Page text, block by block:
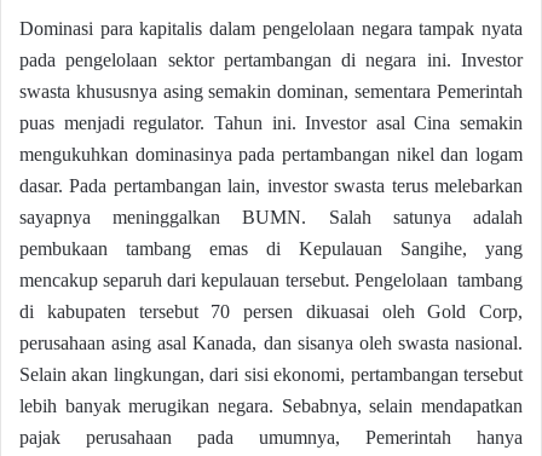
Dominasi para kapitalis dalam pengelolaan negara tampak nyata
pada pengelolaan sektor pertambangan di negara ini. Investor
swasta khususnya asing semakin dominan, sementara Pemerintah
puas menjadi regulator. Tahun ini. Investor asal Cina semakin
mengukuhkan dominasinya pada pertambangan nikel dan logam
dasar. Pada pertambangan lain, investor swasta terus melebarkan
sayapnya meninggalkan BUMN. Salah satunya adalah
pembukaan tambang emas di Kepulauan Sangihe, yang
mencakup separuh dari kepulauan tersebut. Pengelolaan tambang
di kabupaten tersebut 70 persen dikuasai oleh Gold Corp,
perusahaan asing asal Kanada, dan sisanya oleh swasta nasional.
Selain akan lingkungan, dari sisi ekonomi, pertambangan tersebut
lebih banyak merugikan negara. Sebabnya, selain mendapatkan
pajak perusahaan pada umumnya, Pemerintah hanya